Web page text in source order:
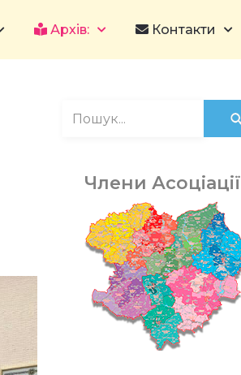
Архів: Контакти
Члени Асоціації